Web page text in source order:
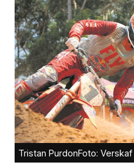
Tristan PurdonFoto: Verskaf